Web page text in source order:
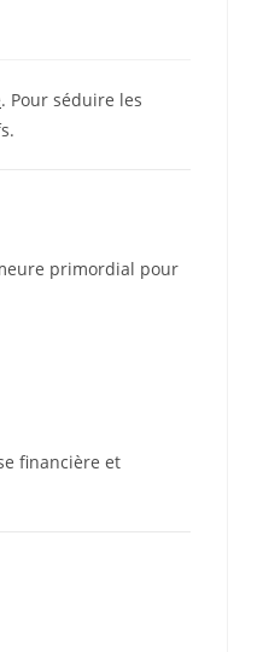
. Pour séduire les
primordial pour
financière et